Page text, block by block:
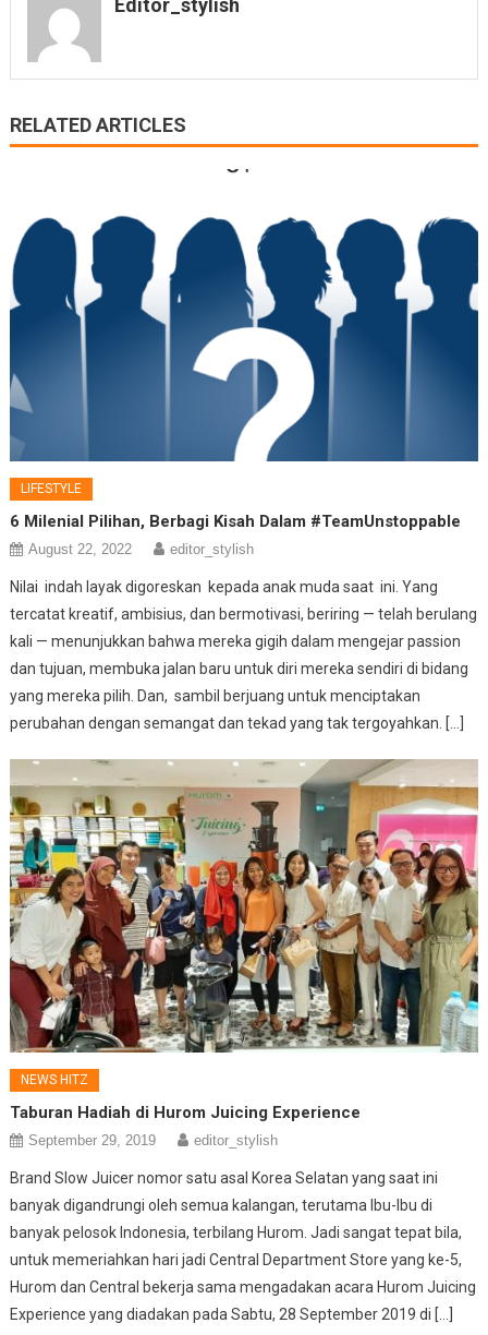
Editor_stylish
RELATED ARTICLES
LIFESTYLE
6 Milenial Pilihan, Berbagi Kisah Dalam #TeamUnstoppable
August 22, 2022 editor_stylish
Nilai indah layak digoreskan kepada anak muda saat ini. Yang
tercatat kreatif, ambisius, dan bermotivasi, beriring — telah berulang
kali — menunjukkan bahwa mereka gigih dalam mengejar passion
dan tujuan, membuka jalan baru untuk diri mereka sendiri di bidang
yang mereka pilih. Dan, sambil berjuang untuk menciptakan
perubahan dengan semangat dan tekad yang tak tergoyahkan. […]
NEWS HITZ
Taburan Hadiah di Hurom Juicing Experience
September 29, 2019 editor_stylish
Brand Slow Juicer nomor satu asal Korea Selatan yang saat ini
banyak digandrungi oleh semua kalangan, terutama Ibu-Ibu di
banyak pelosok Indonesia, terbilang Hurom. Jadi sangat tepat bila,
untuk memeriahkan hari jadi Central Department Store yang ke-5,
Hurom dan Central bekerja sama mengadakan acara Hurom Juicing
Experience yang diadakan pada Sabtu, 28 September 2019 di […]